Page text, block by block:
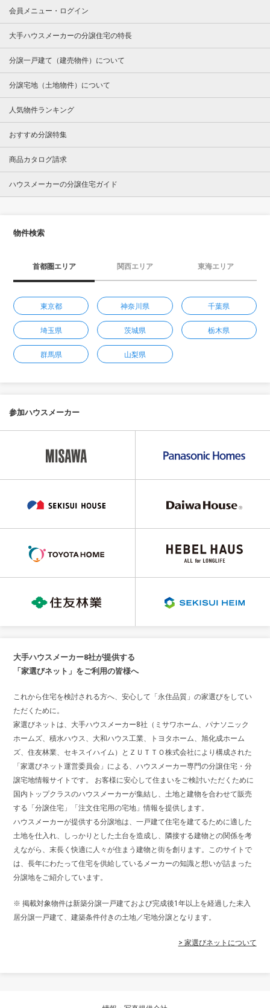
会員メニュー・ログイン
大手ハウスメーカーの分譲住宅の特長
分譲一戸建て（建売物件）について
分譲宅地（土地物件）について
人気物件ランキング
おすすめ分譲特集
商品カタログ請求
ハウスメーカーの分譲住宅ガイド
物件検索
首都圏エリア 関西エリア 東海エリア
東京都 神奈川県 千葉県
埼玉県 茨城県 栃木県
群馬県 山梨県
参加ハウスメーカー
大手ハウスメーカー8社が提供する
「家選びネット」をご利用の皆様へ
これから住宅を検討される方へ、安心して「永住品質」の家選びをしてい
ただくために。
家選びネットは、大手ハウスメーカー8社（ミサワホーム、パナソニック
ホームズ、積水ハウス、大和ハウス工業、トヨタホーム、旭化成ホーム
ズ、住友林業、セキスイハイム）とＺＵＴＴＯ株式会社により構成された
「家選びネット運営委員会」による、ハウスメーカー専門の分譲住宅・分
譲宅地情報サイトです。 お客様に安心して住まいをご検討いただくために
国内トップクラスのハウスメーカーが集結し、土地と建物を合わせて販売
する「分譲住宅」「注文住宅用の宅地」情報を提供します。
ハウスメーカーが提供する分譲地は、一戸建て住宅を建てるために適した
土地を仕入れ、しっかりとした土台を造成し、隣接する建物との関係を考
えながら、末長く快適に人々が住まう建物と街を創ります。このサイトで
は、長年にわたって住宅を供給しているメーカーの知識と想いが詰まった
分譲地をご紹介しています。
※ 掲載対象物件は新築分譲一戸建ておよび完成後1年以上を経過した未入
居分譲一戸建て、建築条件付きの土地／宅地分譲となります。
> 家選びネットについて